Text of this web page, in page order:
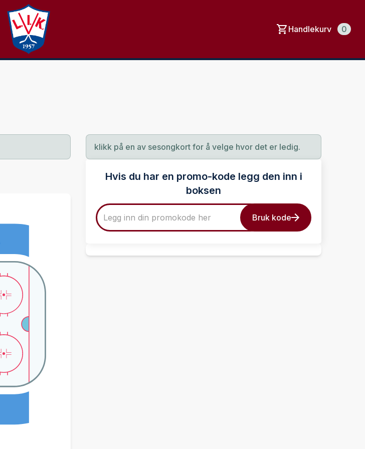
Handlekurv 0
klikk på en av sesongkort for å velge hvor det er ledig.
Hvis du har en promo-kode legg den inn i
boksen
Bruk kode